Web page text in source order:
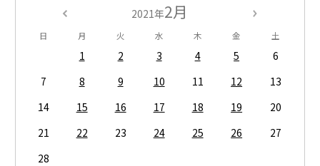
2021年2月
日 月 火 水 木 金 土
1 2 3 4 5
6
7
8 9 10 11 12
13
14
15 16 17 18 19
20
21
22 23 24 25 26
27
28